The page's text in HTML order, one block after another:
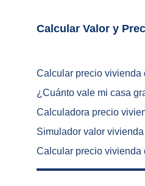
Calcular precio vivienda
¿ Cuánto vale mi casa
Calculadora precio
Simulador valor vivienda
Calcular precio vivienda